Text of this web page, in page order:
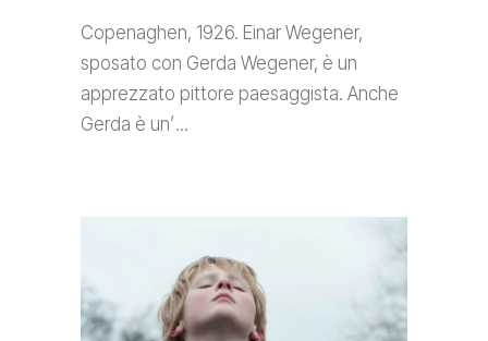
Copenaghen, 1926. Einar Wegener,
sposato con Gerda Wegener, è un
apprezzato pittore paesaggista. Anche
Gerda è un’